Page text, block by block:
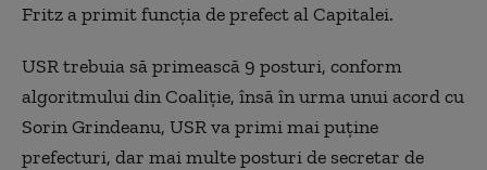
Fritz a primit funcția de prefect al Capitalei.
USR trebuia să primească 9 posturi, conform
algoritmului din Coaliție, însă în urma unui acord cu
Sorin Grindeanu, USR va primi mai puține
prefecturi, dar mai multe posturi de secretar de